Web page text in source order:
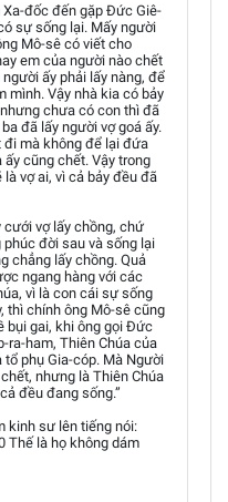
Xa-đốc đến gặp Đức Giê-
sự sống lại. Mấy người
Mô-sê có viết cho
em của người nào chết
ấy phải lấy nàng, để
mình. Vậy nhà kia có bảy
chưa có con thì đã
đã lấy người vợ goá ấy.
đi mà không để lại đứa
cũng chết. Vậy trong
vợ ai, vì cả bảy đều đã
vợ lấy chồng, chứ
đời sau và sống lại
chẳng lấy chồng. Quả
ngang hàng với các
vì là con cái sự sống
thì chính ông Mô-sê cũng
bụi gai, khi ông gọi Đức
ra-ham, Thiên Chúa của
tổ phụ Gia-cóp. Mà Người
nhưng là Thiên Chúa
đều đang sống.”
kinh sư lên tiếng nói:
Thế là họ không dám